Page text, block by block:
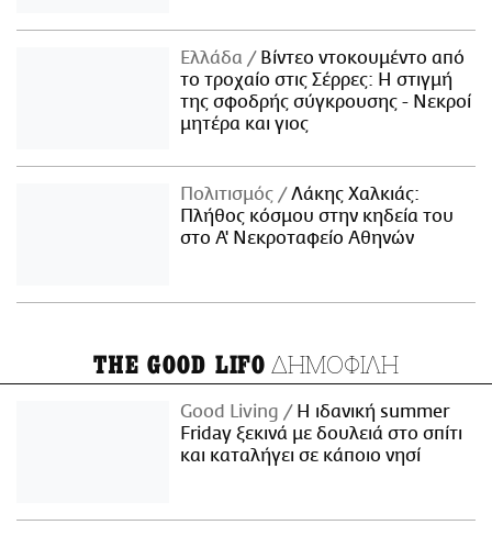
Ελλάδα
Βίντεο ντοκουμέντο από
το τροχαίο στις Σέρρες: Η στιγμή
της σφοδρής σύγκρουσης - Νεκροί
μητέρα και γιος
Πολιτισμός
Λάκης Χαλκιάς:
Πλήθος κόσμου στην κηδεία του
στο Α' Νεκροταφείο Αθηνών
THE GOOD LIFO ΔΗΜΟΦΙΛΗ
Good Living
Η ιδανική summer
Friday ξεκινά με δουλειά στο σπίτι
και καταλήγει σε κάποιο νησί